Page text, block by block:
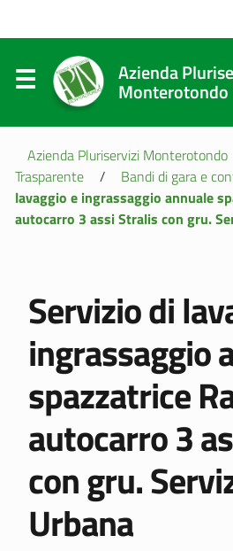
Azienda
Monterotondo
Azienda Pluriservizi Monterotondo
Trasparente
/ Bandi di gara e
lavaggio e ingrassaggio annuale
autocarro 3 assi Stralis con gru.
Servizio di
ingrassaggio
spazzatrice
autocarro 3
con gru.
Urbana